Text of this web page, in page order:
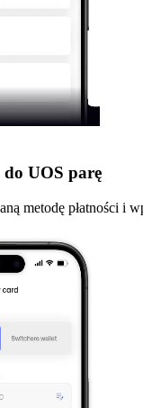
UOS parę
metodę płatności i